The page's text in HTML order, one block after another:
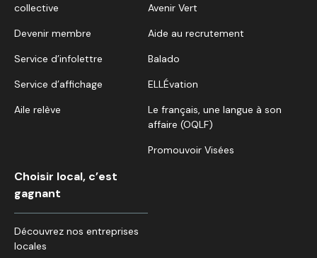
collective
Devenir membre
Service d’infolettre
Service d’affichage
Aile relève
Avenir Vert
Aide au recrutement
Balado
ELLÉvation
Le français, une langue à son
affaire (OQLF)
Promouvoir Visées
Choisir local, c’est
gagnant
Découvrez nos entreprises
locales